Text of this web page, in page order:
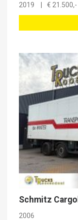
2019 € 21.500,-
2006